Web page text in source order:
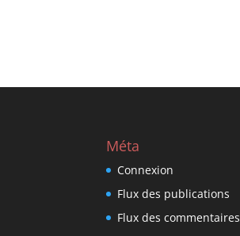
Méta
Connexion
Flux des publications
Flux des commentaires